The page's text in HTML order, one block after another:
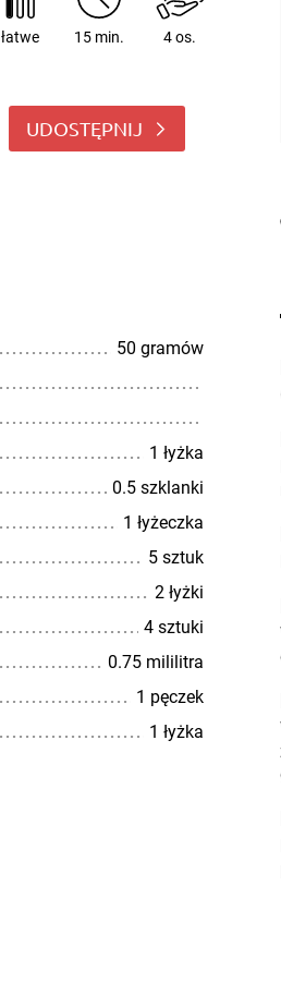
łatwe 15 min. 4 os.
UDOSTĘPNIJ
50 gramów
1 łyżka
0.5 szklanki
1 łyżeczka
5 sztuk
2 łyżki
4 sztuki
0.75 mililitra
1 pęczek
1 łyżka